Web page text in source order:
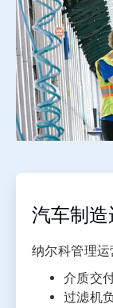
汽车制造
纳尔科管理运
介质交
过滤机